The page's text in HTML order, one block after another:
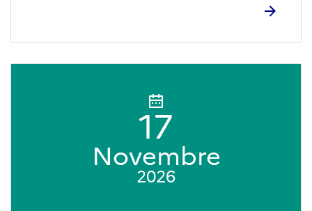
17
Novembre
2026